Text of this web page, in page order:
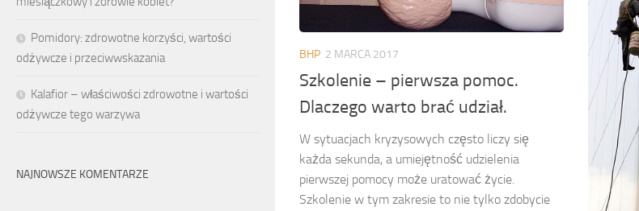
BHP 2 MARCA 2017
Szkolenie – pierwsza pomoc.
Dlaczego warto brać udział.
W sytuacjach kryzysowych często liczy się
każda sekunda, a umiejętność udzielenia
pierwszej pomocy może uratować życie.
Szkolenie w tym zakresie to nie tylko zdobycie
Pomidory: zdrowotne korzyści, wartości
odżywcze i przeciwwskazania
Kalafior – właściwości zdrowotne i wartości
odżywcze tego warzywa
NAJNOWSZE KOMENTARZE